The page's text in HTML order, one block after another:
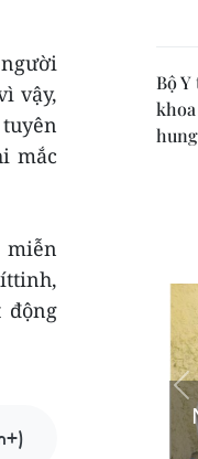
vậy,
mắc
miễn
động
Bộ
hung